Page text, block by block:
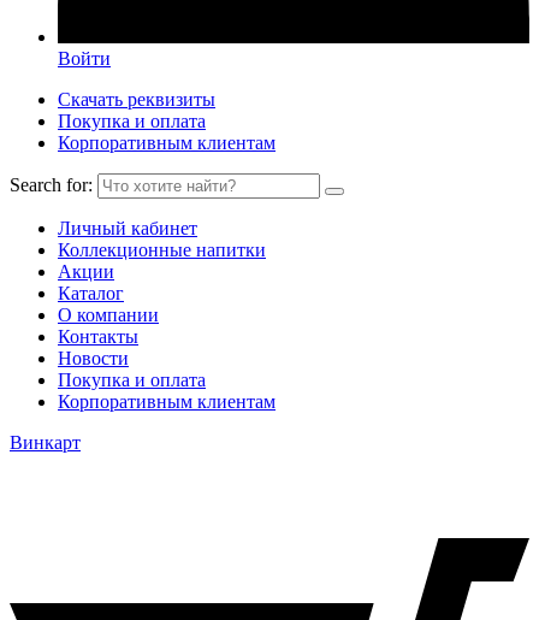
Войти
Скачать реквизиты
Покупка и оплата
Корпоративным клиентам
Search for:
Личный кабинет
Коллекционные напитки
Акции
Каталог
О компании
Контакты
Новости
Покупка и оплата
Корпоративным клиентам
Винкарт